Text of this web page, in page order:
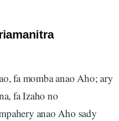
fa momba anao Aho; ary
fa Izaho no
anao Aho sady